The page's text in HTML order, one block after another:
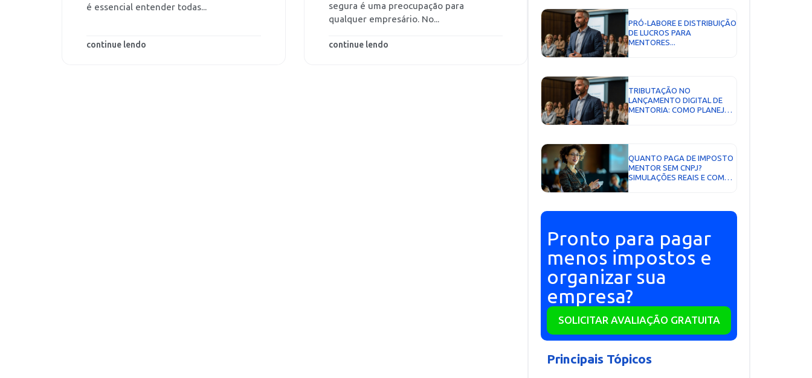
é essencial entender todas...
continue lendo
segura é uma preocupação para
qualquer empresário. No...
continue lendo
PRÓ-LABORE E DISTRIBUIÇÃO
DE LUCROS PARA
MENTORES...
TRIBUTAÇÃO NO
LANÇAMENTO DIGITAL DE
MENTORIA: COMO PLANEJAR
E PAGAR MENOS IMPOSTO...
QUANTO PAGA DE IMPOSTO
MENTOR SEM CNPJ?
SIMULAÇÕES REAIS E COMO
REDUZIR A CARGA
Pronto para pagar
menos impostos e
organizar sua
empresa?
SOLICITAR AVALIAÇÃO GRATUITA
Principais Tópicos